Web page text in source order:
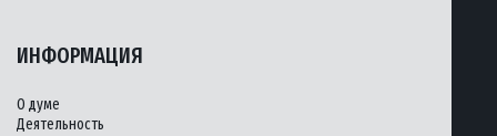
ИНФОРМАЦИЯ
О думе
Деятельность